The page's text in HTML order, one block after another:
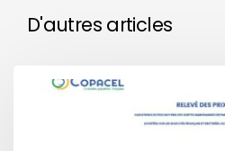
D'autres articles